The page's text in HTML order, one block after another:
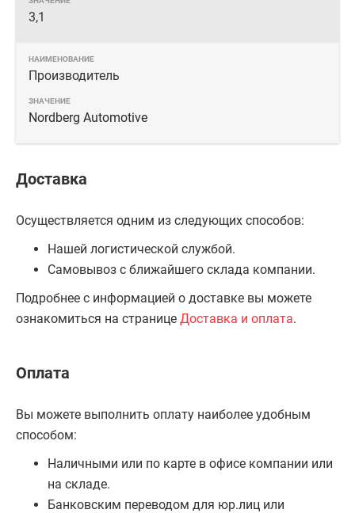
3,1
Производитель
Nordberg Automotive
Доставка
Осуществляется одним из следующих способов:
Нашей логистической службой.
Самовывоз с ближайшего склада компании.
Подробнее с информацией о доставке вы можете
ознакомиться на странице Доставка и оплата.
Оплата
Вы можете выполнить оплату наиболее удобным
способом:
Наличными или по карте в офисе компании или
на складе.
Банковским переводом для юр.лиц или